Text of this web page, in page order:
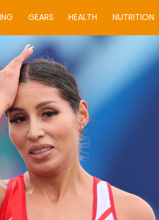
GEARS HEALTH NUTRITION